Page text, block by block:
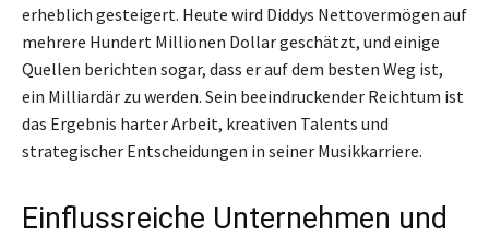
erheblich gesteigert. Heute wird Diddys Nettovermögen auf
mehrere Hundert Millionen Dollar geschätzt, und einige
Quellen berichten sogar, dass er auf dem besten Weg ist,
ein Milliardär zu werden. Sein beeindruckender Reichtum ist
das Ergebnis harter Arbeit, kreativen Talents und
strategischer Entscheidungen in seiner Musikkarriere.
Einflussreiche Unternehmen und